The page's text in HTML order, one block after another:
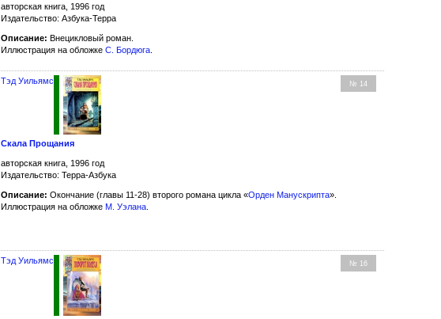
авторская книга, 1996 год
Издательство: Азбука-Терра
Описание: Внецикловый роман.
Иллюстрация на обложкеС. Бордюга.
№ 14
Тэд Уильямс
Скала Прощания
авторская книга, 1996 год
Издательство: Терра-Азбука
Описание: Окончание (главы 11-28) второго романа цикла «Орден Манускрипта».
Иллюстрация на обложке М. Уэлана.
№ 16
Тэд Уильямс